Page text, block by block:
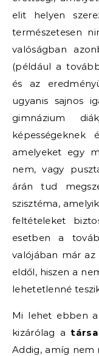
elit helyen
természetesen
valóságban
(például a
és az
ugyanis sajnos
gimnázium
amelyeket egy
nem, vagy
árán tud
szisztéma,
feltételeket
esetben a
valójában már az
eldől, hiszen a
lehetetlenné
Mi lehet ebben
kizárólag a
Addig, amíg nem